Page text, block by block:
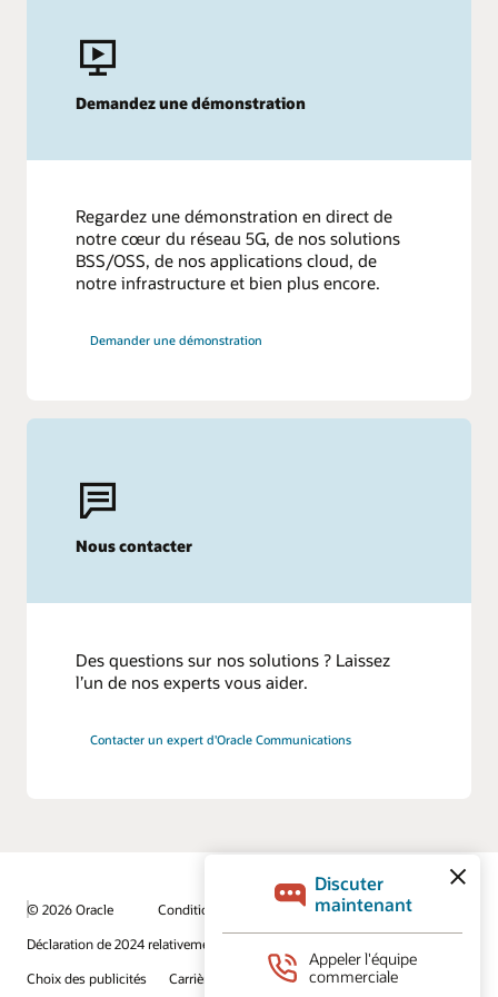
Plus de ressources
Oracle Live : Élargir les possibilités du cloud hybride
Demandez une démonstration
Regardez une démonstration en direct de
notre cœur du réseau 5G, de nos solutions
BSS/OSS, de nos applications cloud, de
notre infrastructure et bien plus encore.
Demander une démonstration
Nous contacter
Des questions sur nos solutions ? Laissez
l’un de nos experts vous aider.
Contacter un expert d'Oracle Communications
© 2026 Oracle
Conditions d’utilisation et vie privée
Déclaration de 2024 relativement au travail forcé
Choix des publicités
Carrières S’abonner aux courriels